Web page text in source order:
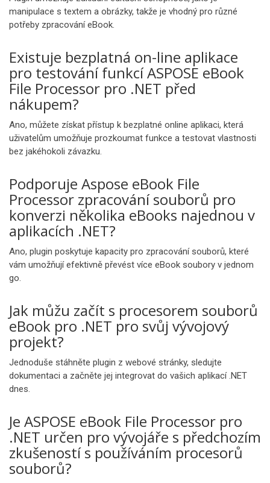
manipulace s textem a obrázky, takže je vhodný pro různé
potřeby zpracování eBook.
Existuje bezplatná on-line aplikace
pro testování funkcí ASPOSE eBook
File Processor pro .NET před
nákupem?
Ano, můžete získat přístup k bezplatné online aplikaci, která
uživatelům umožňuje prozkoumat funkce a testovat vlastnosti
bez jakéhokoli závazku.
Podporuje Aspose eBook File
Processor zpracování souborů pro
konverzi několika eBooks najednou v
aplikacích .NET?
Ano, plugin poskytuje kapacity pro zpracování souborů, které
vám umožňují efektivně převést více eBook soubory v jednom
go.
Jak můžu začít s procesorem souborů
eBook pro .NET pro svůj vývojový
projekt?
Jednoduše stáhněte plugin z webové stránky, sledujte
dokumentaci a začněte jej integrovat do vašich aplikací .NET
dnes.
Je ASPOSE eBook File Processor pro
.NET určen pro vývojáře s předchozím
zkušeností s používáním procesorů
souborů?